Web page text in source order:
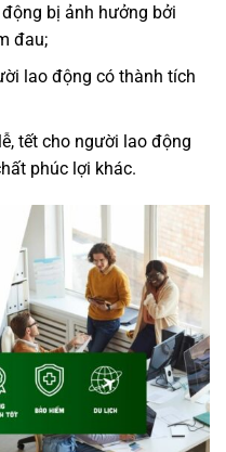
bị ảnh hưởng bởi
đau;
lao động có thành tích
tết cho người lao động
phúc lợi khác.